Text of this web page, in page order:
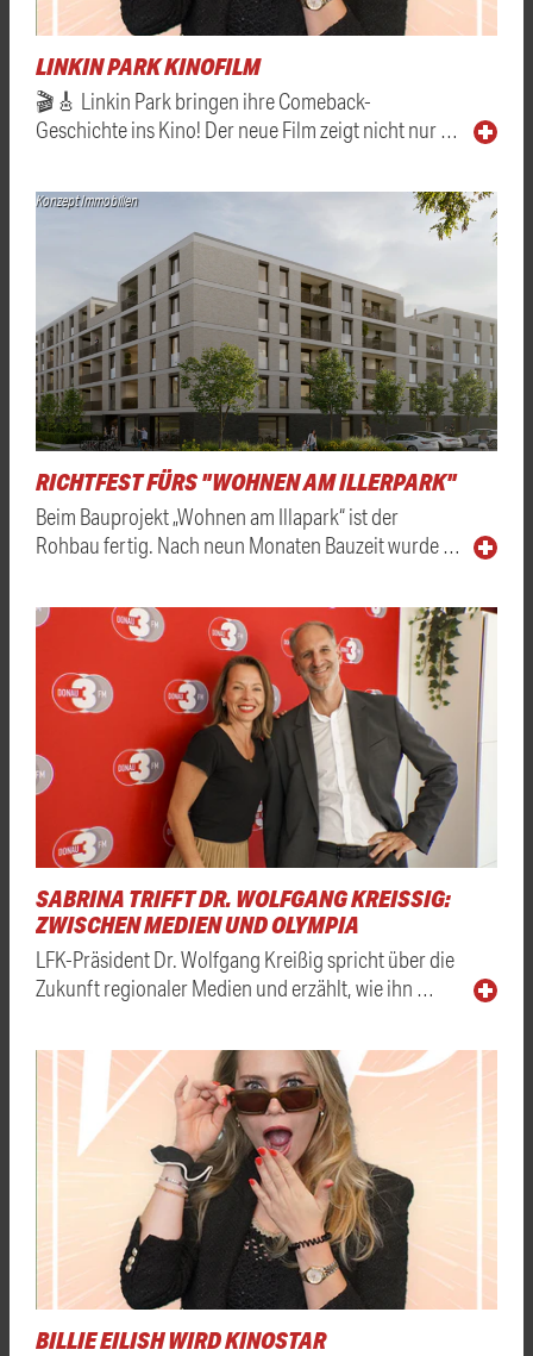
LINKIN PARK KINOFILM
🎬🎸 Linkin Park bringen ihre Comeback-
Geschichte ins Kino! Der neue Film zeigt nicht nur …
Konzept Immobilien
RICHTFEST FÜRS "WOHNEN AM ILLERPARK"
Beim Bauprojekt „Wohnen am Illapark“ ist der
Rohbau fertig. Nach neun Monaten Bauzeit wurde …
SABRINA TRIFFT DR. WOLFGANG KREISSIG: Z
WISCHEN MEDIEN UND OLYMPIA
LFK-Präsident Dr. Wolfgang Kreißig spricht über die
Zukunft regionaler Medien und erzählt, wie ihn …
BILLIE EILISH WIRD KINOSTAR